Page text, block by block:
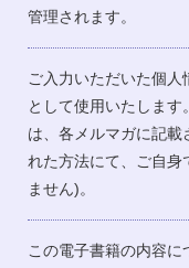
管理されます。
ご入力いただいた個
として使用いたしま
は、各メルマガに記載
れた方法にて、ご自身
ません)。
この電子書籍の内容